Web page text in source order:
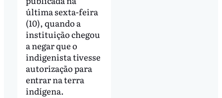
última sexta-feira
(10), quando a
instituição chegou
a negar que o
indigenista tivesse
autorização para
entrar na terra
indígena.